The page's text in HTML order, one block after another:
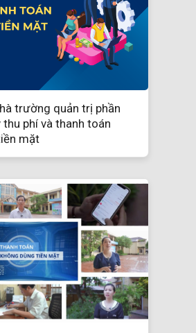
trường quản trị phần
thu phí và thanh toán
mặt